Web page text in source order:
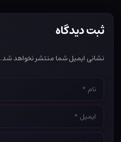
ثبت دیدگاه
نشانی ایمیل شما منتشر نخواهد شد.
نام
*
ایمیل
*
وب‌سایت